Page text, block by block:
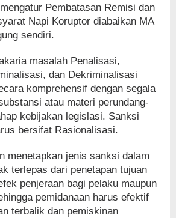
Pembatasan Remisi dan
Napi Koruptor diabaikan MA
sendiri.
masalah Penalisasi,
dan Dekriminalisasi
komprehensif dengan segala
atau materi perundang-
kebijakan legislasi. Sanksi
bersifat Rasionalisasi.
menetapkan jenis sanksi dalam
terlepas dari penetapan tujuan
penjeraan bagi pelaku maupun
pemidanaan harus efektif
terbalik dan pemiskinan